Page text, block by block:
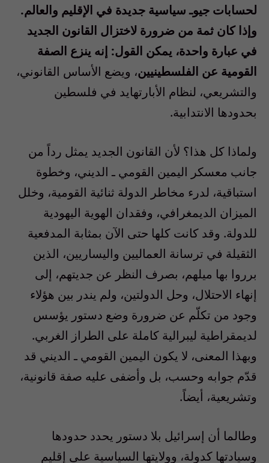
لحسابات جيوـ سياسية جديدة في الإقليم والعالم.
وإذا كان ثمة من ضرورة لاختزال القانون الجديد
في عبارة واحدة، يمكن القول: إنه ينزع الصفة
القومية عن الفلسطينيين، ويضع الأساس القانوني،
والتشريعي، لنظام الأبارتهايد في فلسطين
بحدودها الانتدابية.
ولماذا كل هذا؟ لأن القانون الجديد يمثل رداً من
جانب معسكر اليمين القومي ـ الديني، وخطوة
استباقية، لدرء مخاطر الدولة ثنائية القومية، وخلل
الميزان الديمغرافي، وفقدان الهوية اليهودية
للدولة. وقد كانت كلها حتى الآن بمثابة المدفعية
الثقيلة في ترسانة العماليين واليساريين، الذين
برروا بها ميلهم، بصرف النظر عن جديتهم، إلى
إنهاء الاحتلال، وحل الدولتين، ولم يندر بين هؤلاء
وجود من تكلّم عن ضرورة وضع دستور يؤسس
لديمقراطية ليبرالية كاملة على الطراز الغربي.
وبهذا المعنى، لا يكون اليمين القومي ـ الديني قد
قدّم جوابه وحسب، بل وأضفى عليه صفة قانونية،
وتشريعية، أيضاً.
وطالما أن إسرائيل بلا دستور يحدد حدودها
وسيادتها كدولة، وولايتها السياسية على إقليم